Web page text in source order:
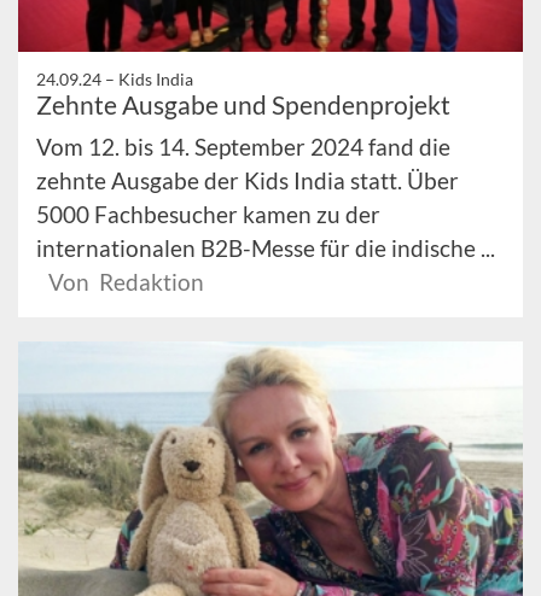
24.09.24 – Kids India
Zehnte Ausgabe und Spendenprojekt
Vom 12. bis 14. September 2024 fand die
zehnte Ausgabe der Kids India statt. Über
5000 Fachbesucher kamen zu der
internationalen B2B-Messe für die indische ...
Von Redaktion